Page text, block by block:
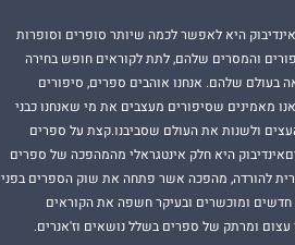
היא לאפשר לכמה שיותר סופרים וסופרות
והמסרים שלהם, לתת לקוראים חופש בחירה
בעולם שלהם. אנחנו אוהבים ספרים, סיפורים
מאמינים שסיפורים מעצבים את מי שאנחנו כבני
ולשנות את העולם שסביבנו.קצת על ספרים
היא חלק אינטגראלי מהמהפכה של ספרים
להורדה, מהפכה אשר פתחה את שוק הספרים בפני
חדשים ומוכשרים ובעיקר חשפה את הקוראים
ומרתק של ספרים בשלל נושאים וז'אנרים.